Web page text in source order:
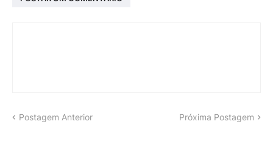
Postagem Anterior Próxima Postagem